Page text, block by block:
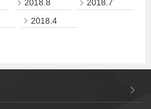
2018.8
2018.7
2018.4